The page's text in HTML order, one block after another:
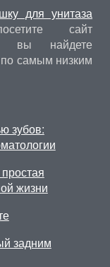
для унитаза
сайт
вы найдете
самым низким
зубов:
жизни
задним